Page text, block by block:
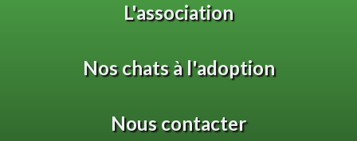
L'association
Nos chats à l'adoption
Nous contacter